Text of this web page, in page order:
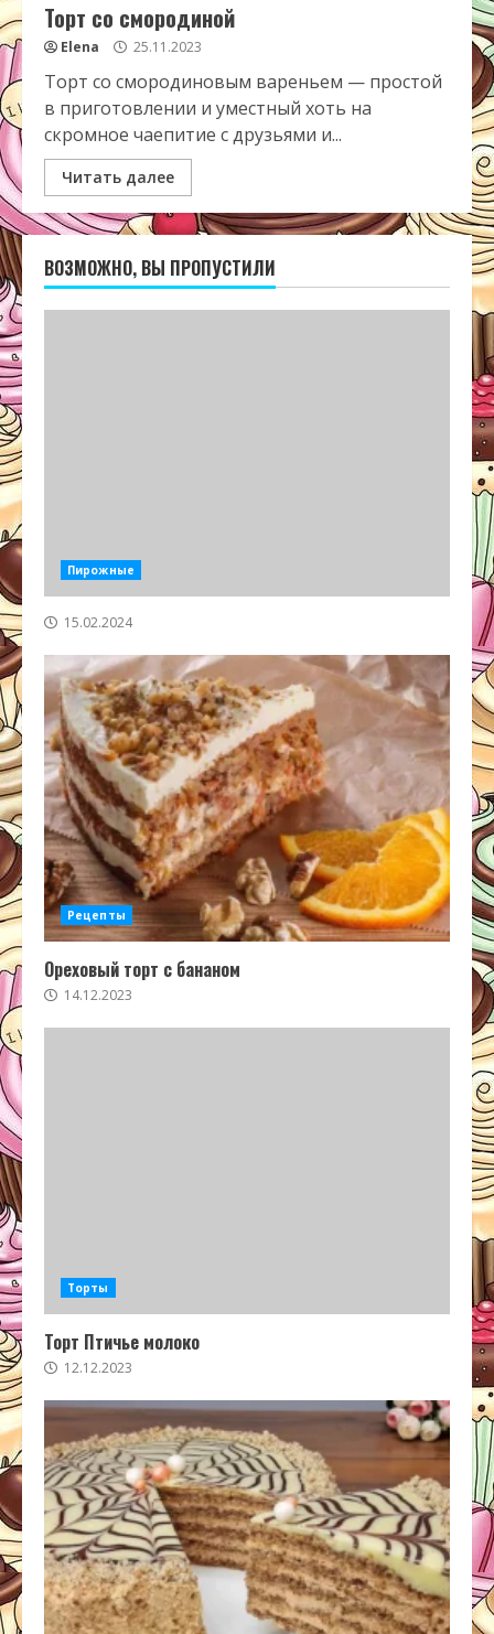
Торт со смородиной
Elena 25.11.2023
Торт со смородиновым вареньем — простой
в приготовлении и уместный хоть на
скромное чаепитие с друзьями и...
Читать далее
ВОЗМОЖНО, ВЫ ПРОПУСТИЛИ
Пирожные
15.02.2024
Рецепты
Ореховый торт с бананом
14.12.2023
Торты
Торт Птичье молоко
12.12.2023